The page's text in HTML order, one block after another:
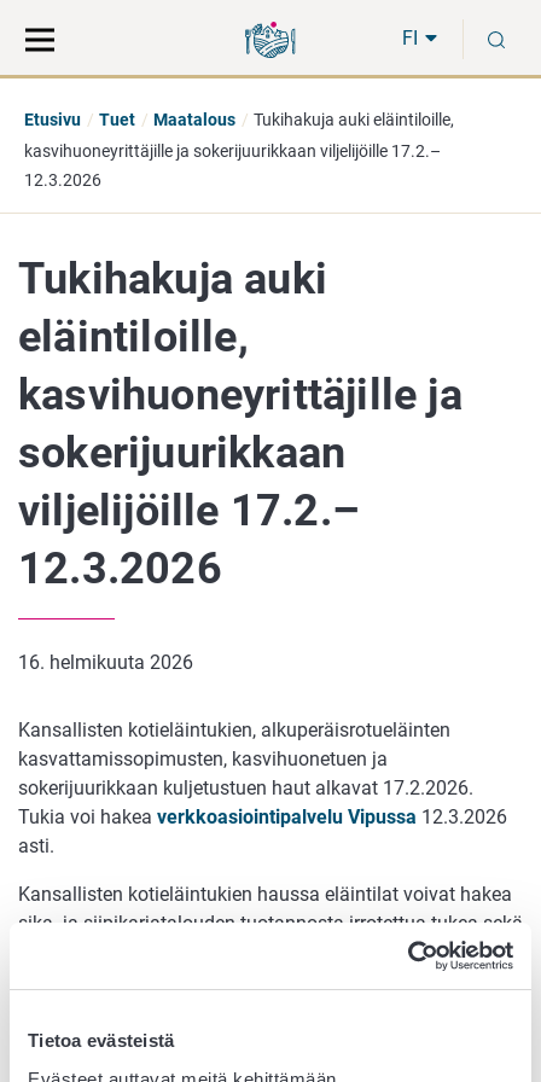
Tietoa evästeistä
suoraan
sisältöön
koko
sivuston
FI
Etusivu Tuet Maatalous
Tukihakuja auki eläintiloille,
kasvihuoneyrittäjille ja sokerijuurikkaan viljelijöille 17.2.–
12.3.2026
Tukihakuja auki
eläintiloille,
kasvihuoneyrittäjille ja
sokerijuurikkaan
viljelijöille 17.2.–
12.3.2026
16. helmikuuta 2026
Kansallisten kotieläintukien, alkuperäisrotueläinten
kasvattamissopimusten, kasvihuonetuen ja
sokerijuurikkaan kuljetustuen haut alkavat 17.2.2026.
Tukia voi hakea verkkoasiointipalvelu Vipussa 12.3.2026
asti.
Kansallisten kotieläintukien haussa eläintilat voivat hakea
sika- ja siipikarjatalouden tuotannosta irrotettua tukea sekä
pohjoista kotieläintukea naudoista, uuhista ja kutuista.
tukea voidaan maksaa. Jatkossa maksamisen
edellytyksenä on, että tilalla harjoitetaan kotieläintaloutta